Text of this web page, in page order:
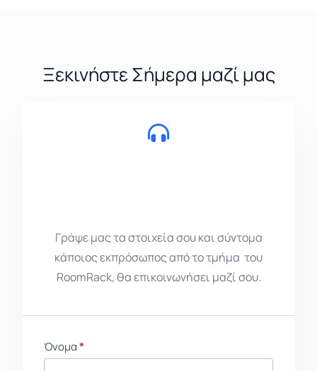
Ξεκινήστε Σήμερα μαζί μας
Contact
Form GR
Όνομα*
If
you
Γράψε μας τα στοιχεία σου και σύντομα
κάποιος εκπρόσωπος από το τμήμα του
RoomRack, θα επικοινωνήσει μαζί σου.